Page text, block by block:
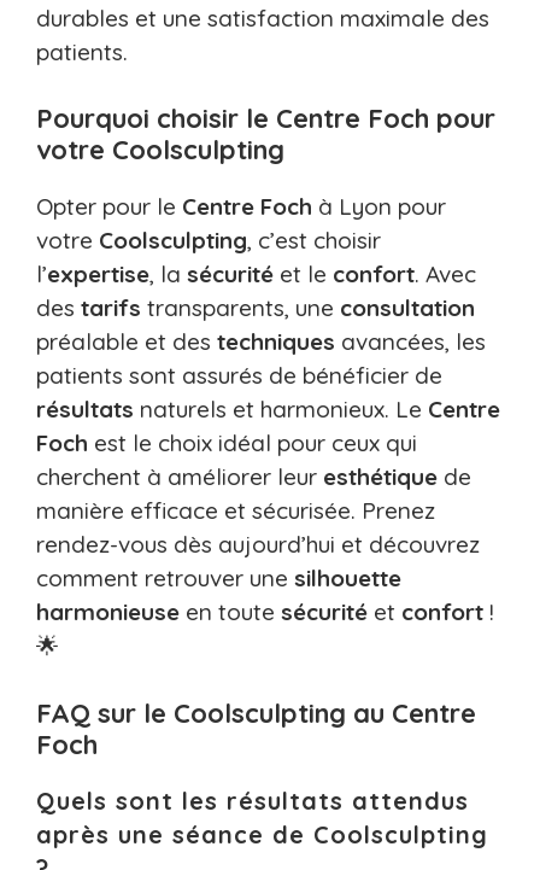
durables et une satisfaction maximale des
patients.
Pourquoi choisir le Centre Foch pour
votre Coolsculpting
Opter pour le Centre Foch à Lyon pour
votre Coolsculpting, c’est choisir
l’expertise, la sécurité et le confort. Avec
des tarifs transparents, une consultation
préalable et des techniques avancées, les
patients sont assurés de bénéficier de
résultats naturels et harmonieux. Le Centre
Foch est le choix idéal pour ceux qui
cherchent à améliorer leur esthétique de
manière efficace et sécurisée. Prenez
rendez-vous dès aujourd’hui et découvrez
comment retrouver une silhouette
harmonieuse en toute sécurité et confort !
🌟
FAQ sur le Coolsculpting au Centre
Foch
Quels sont les résultats attendus
après une séance de Coolsculpting